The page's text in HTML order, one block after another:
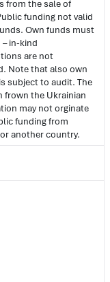
from the sale of
funding not valid
Own funds must
in-kind
are not
Note that also own
subject to audit. The
frown the Ukrainian
may not orginate
funding from
another country.